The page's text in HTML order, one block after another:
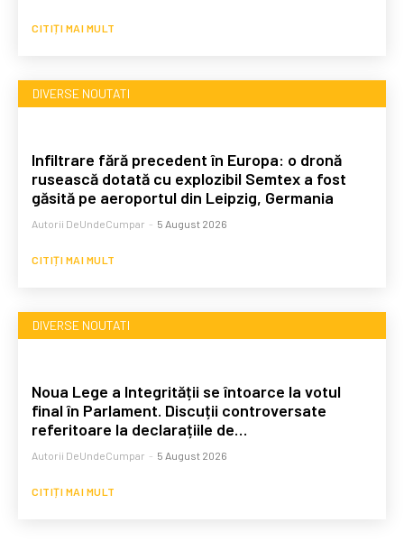
CITIȚI MAI MULT
DIVERSE NOUTATI
Infiltrare fără precedent în Europa: o dronă
rusească dotată cu explozibil Semtex a fost
găsită pe aeroportul din Leipzig, Germania
Autorii DeUndeCumpar - 5 August 2026
CITIȚI MAI MULT
DIVERSE NOUTATI
Noua Lege a Integrității se întoarce la votul
final în Parlament. Discuții controversate
referitoare la declarațiile de…
Autorii DeUndeCumpar - 5 August 2026
CITIȚI MAI MULT